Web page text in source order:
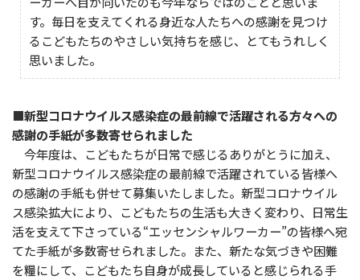
す。毎日を支えてくれる身近な人たちへの感謝を見つけ
るこどもたちのやさしい気持ちを感じ、とてもうれしく
思いました。
■新型コロナウイルス感染症の最前線で活躍される方々への
感謝の手紙が多数寄せられました
今年度は、こどもたちが日常で感じるありがとうに加え、
新型コロナウイルス感染症の最前線で活躍されている皆様へ
の感謝の手紙も併せて募集いたしました。新型コロナウイル
ス感染拡大により、こどもたちの生活も大きく変わり、日常生
活を支えて下さっている“エッセンシャルワーカー”の皆様へ宛
てた手紙が多数寄せられました。また、新たな気づきや困難
を糧にして、こどもたち自身が成長していると感じられる手